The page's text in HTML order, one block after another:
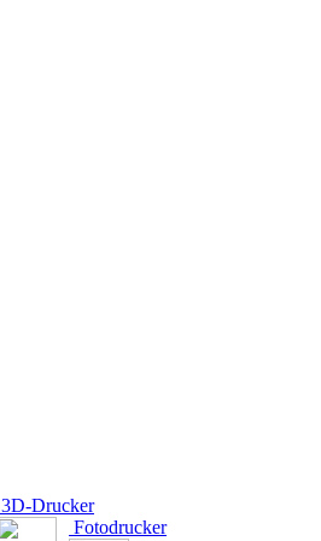
3D-Drucker
Fotodrucker